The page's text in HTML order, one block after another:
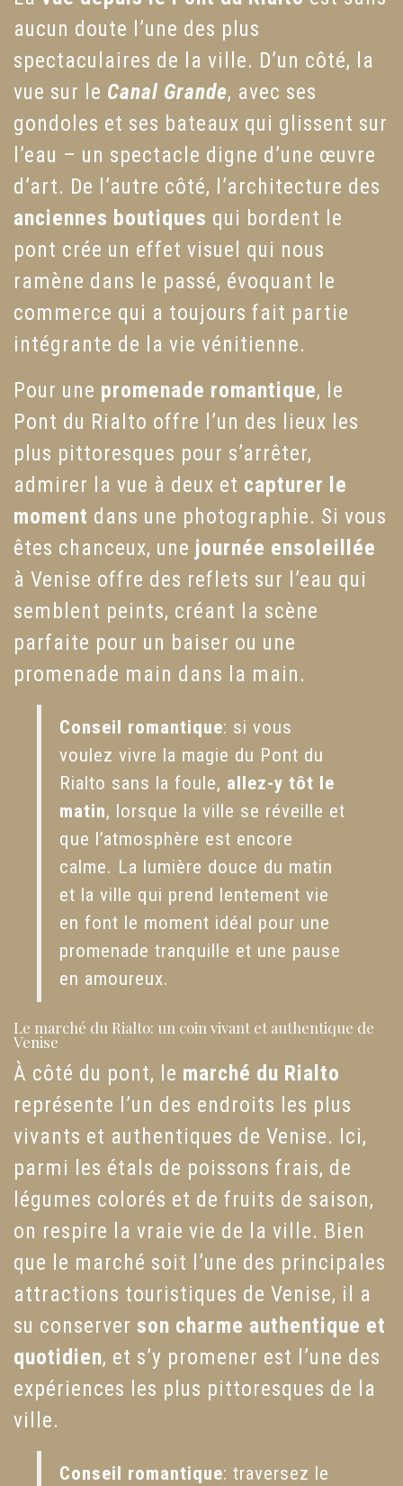
aucun doute l’une des plus
spectaculaires de la ville. D’un côté, la
vue sur le Canal Grande, avec ses
gondoles et ses bateaux qui glissent sur
l’eau – un spectacle digne d’une œuvre
d’art. De l’autre côté, l’architecture des
anciennes boutiques qui bordent le
pont crée un effet visuel qui nous
ramène dans le passé, évoquant le
commerce qui a toujours fait partie
intégrante de la vie vénitienne.
Pour une promenade romantique, le
Pont du Rialto offre l’un des lieux les
plus pittoresques pour s’arrêter,
admirer la vue à deux et capturer le
moment dans une photographie. Si vous
êtes chanceux, une journée ensoleillée
à Venise offre des reflets sur l’eau qui
semblent peints, créant la scène
parfaite pour un baiser ou une
promenade main dans la main.
Conseil romantique: si vous
voulez vivre la magie du Pont du
Rialto sans la foule, allez-y tôt le
matin, lorsque la ville se réveille et
que l’atmosphère est encore
calme. La lumière douce du matin
et la ville qui prend lentement vie
en font le moment idéal pour une
promenade tranquille et une pause
en amoureux.
Le marché du Rialto: un coin vivant et authentique de
Venise
À côté du pont, le marché du Rialto
représente l’un des endroits les plus
vivants et authentiques de Venise. Ici,
parmi les étals de poissons frais, de
légumes colorés et de fruits de saison,
on respire la vraie vie de la ville. Bien
que le marché soit l’une des principales
attractions touristiques de Venise, il a
su conserver son charme authentique et
quotidien, et s’y promener est l’une des
expériences les plus pittoresques de la
ville.
Conseil romantique: traversez le